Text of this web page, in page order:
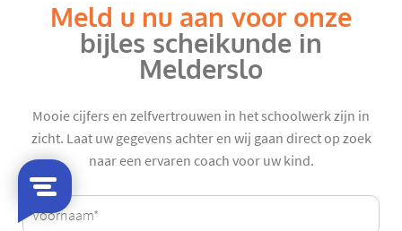
Meld u nu aan voor onze
bijles scheikunde in
Melderslo
Mooie cijfers en zelfvertrouwen in het schoolwerk zijn in
zicht. Laat uw gegevens achter en wij gaan direct op zoek
naar een ervaren coach voor uw kind.